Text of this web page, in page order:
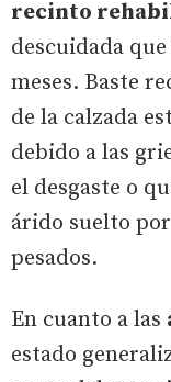
recinto
descuidada
meses. Baste
de la calzada
debido a las
el desgaste o
árido suelto
pesados.
En cuanto a las
estado